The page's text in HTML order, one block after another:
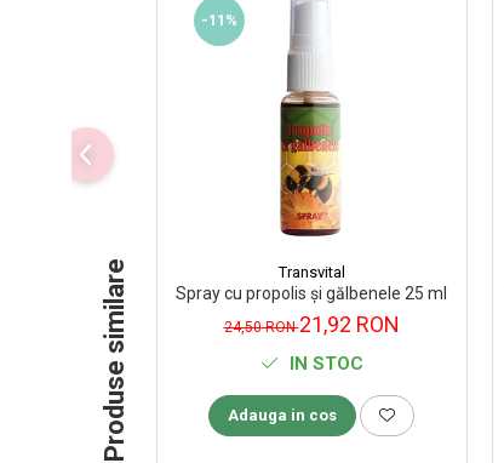
Supliment Vitamina D3
Tincturi si Gemoderivate
Tuse gat si respiratie
Produse similare
-11%
Transvital
Spray cu propolis și gălbenele 25 ml
24,50 RON21,92 RON
IN STOC
Adauga in cos